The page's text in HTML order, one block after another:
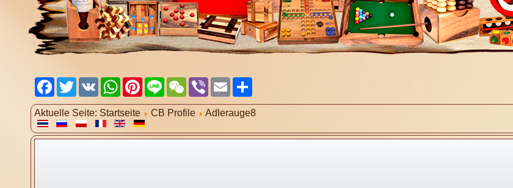
Facebook
TwitterVK WhatsAppPinterest
Line WeChatViber Email
Aktuelle Seite: Startseite CB Profile Adlerauge8